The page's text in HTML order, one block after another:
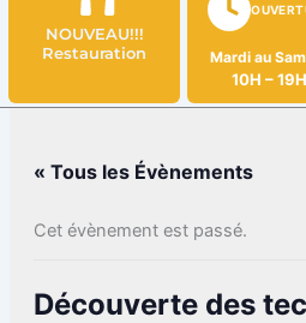
NOUVEAU!!!
Restauration
Mardi au
10H – 19H
« Tous les Évènements
Cet évènement est passé.
Découverte des